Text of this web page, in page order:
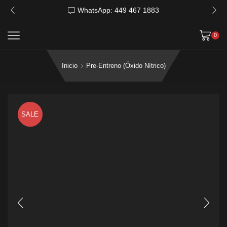
WhatsApp: 449 467 1883
0
Inicio Pre-Entreno (Óxido Nítrico)
SALE